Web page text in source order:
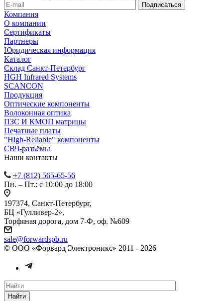
Компания
О компании
Сертификаты
Партнеры
Юридическая информация
Каталог
Cклад Санкт-Петербург
HGH Infrared Systems
SCANCON
Продукция
Оптические компоненты
Волоконная оптика
ПЗС И КМОП матрицы
Печатные платы
"High-Reliable" компоненты
СВЧ-разъёмы
Наши контакты
+7 (812) 565-65-56
Пн. – Пт.: с 10:00 до 18:00
197374, Санкт-Петербург,
БЦ «Гулливер-2»,
Торфяная дорога, дом 7-Ф, оф. №609
sale@forwardspb.ru
© ООО «Форвард Электроникс» 2011 - 2026
Найти